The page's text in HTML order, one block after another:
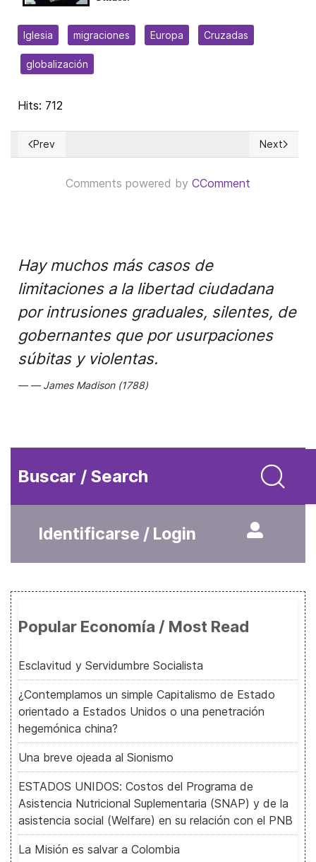
Iglesia migraciones Europa Cruzadas
globalización
Hits: 712
Previous article: Money, money, money – The US' new
Prev Next
Next
Comments powered by CComment
Hay muchos más casos de
limitaciones a la libertad ciudadana
por intrusiones graduales, silentes, de
gobernantes que por usurpaciones
súbitas y violentas.
James Madison (1788)
Buscar / Search
Identificarse / Login
Popular Economía / Most Read
Esclavitud y Servidumbre Socialista
¿Contemplamos un simple Capitalismo de Estado
orientado a Estados Unidos o una penetración
hegemónica china?
Una breve ojeada al Sionismo
ESTADOS UNIDOS: Costos del Programa de
Asistencia Nutricional Suplementaria (SNAP) y de la
asistencia social (Welfare) en su relación con el PNB
La Misión es salvar a Colombia